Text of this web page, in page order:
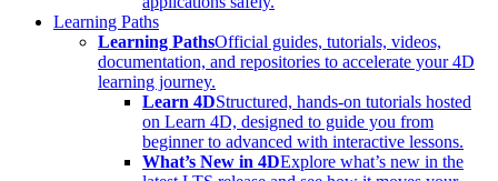
Learning Paths
Learning PathsOfficial guides, tutorials, videos,
documentation, and repositories to accelerate your 4D
learning journey.
Learn 4DStructured, hands-on tutorials hosted
on Learn 4D, designed to guide you from
beginner to advanced with interactive lessons.
What’s New in 4DExplore what’s new in the